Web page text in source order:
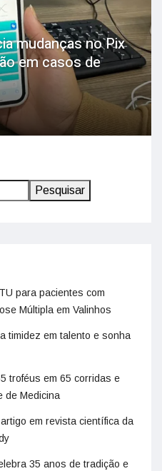
mudanças no Pix
em casos de
Pesquisar
para pacientes com
Múltipla em Valinhos
timidez em talento e sonha
troféus em 65 corridas e
de Medicina
em revista científica da
35 anos de tradição e